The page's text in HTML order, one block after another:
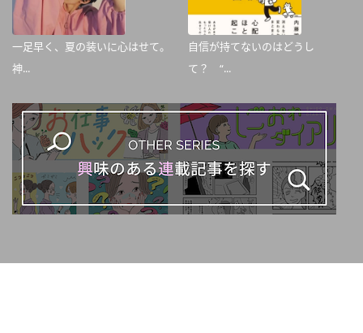
一足早く、夏の装いに心はせて。
神...
自信が持てないのはどうし
て？ “...